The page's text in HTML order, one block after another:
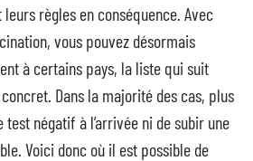
règles en conséquence. Avec
vous pouvez désormais
à certains pays, la liste qui suit
Dans la majorité des cas, plus
test négatif à l’arrivée ni de subir une
Voici donc où il est possible de